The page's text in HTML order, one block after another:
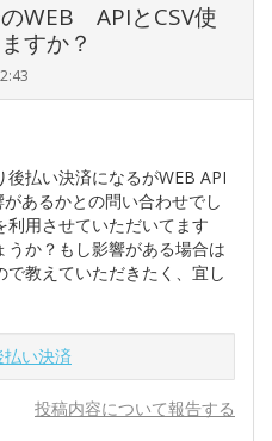
WEB APIとCSV使
すか？
払い決済になるがWEB API
あるかとの問い合わせでし
用させていただいてます
か？もし影響がある場合は
教えていただきたく、宜し
払い決済
投稿内容について報告する